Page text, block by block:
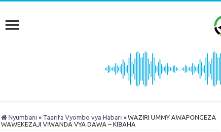
Nyumbani » Taarifa Vyombo vya Habari » WAZIRI UMMY AWAPONGEZA
WAWEKEZAJI VIWANDA VYA DAWA – KIBAHA